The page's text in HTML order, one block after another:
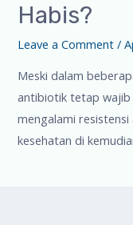
Habis?
Leave a Comment /
Meski dalam
antibiotik tetap wajib
mengalami
kesehatan di